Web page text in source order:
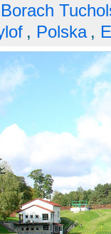
, Polska ,